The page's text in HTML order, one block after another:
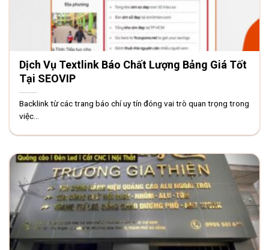
Dịch Vụ Textlink Báo Chất Lượng Bảng Giá Tốt
Tại SEOVIP
Backlink từ các trang báo chí uy tín đóng vai trò quan trọng trong
việc...